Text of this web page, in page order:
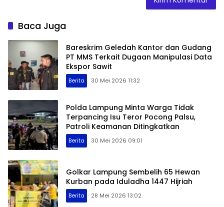
Baca Juga
Bareskrim Geledah Kantor dan Gudang
PT MMS Terkait Dugaan Manipulasi Data
Ekspor Sawit
Berita 30 Mei 2026 11:32
Polda Lampung Minta Warga Tidak
Terpancing Isu Teror Pocong Palsu,
Patroli Keamanan Ditingkatkan
Berita 30 Mei 2026 09:01
Golkar Lampung Sembelih 65 Hewan
Kurban pada Iduladha 1447 Hijriah
Berita 28 Mei 2026 13:02